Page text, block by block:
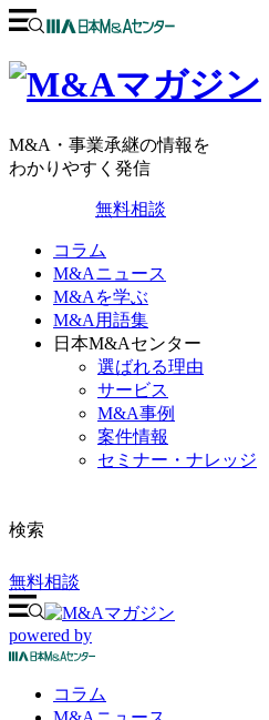
M&A・事業承継の情報を
わかりやすく発信
無料相談
コラム
M&Aニュース
M&Aを学ぶ
M&A用語集
日本M&Aセンター
選ばれる理由
サービス
M&A事例
案件情報
セミナー・ナレッジ
検索
無料相談
powered by
コラム